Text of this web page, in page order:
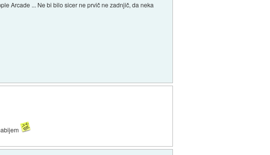
Arcade ... Ne bi bilo sicer ne prvič ne zadnjič, da neka